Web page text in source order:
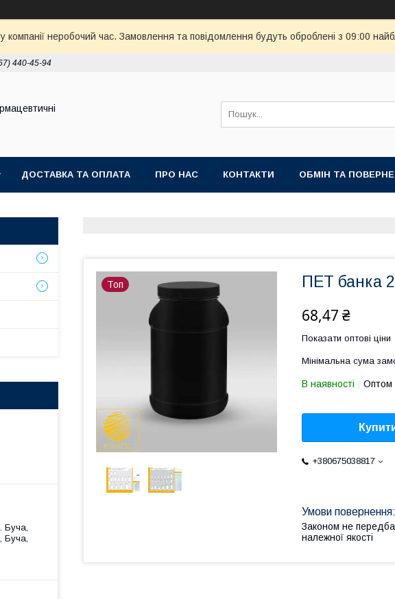
компанії неробочий час. Замовлення та повідомлення будуть оброблені з 09:00
440-45-94
ДОСТАВКА ТА ОПЛАТА ПРО НАС КОНТАКТИ ОБМІН ТА
Топ ПЕТ банка
68,47 ₴
Показати оптові ціни
Мінімальна сума
В наявності Оптом
+380675038817
Законом не
належної якості
Буча,
Буча,